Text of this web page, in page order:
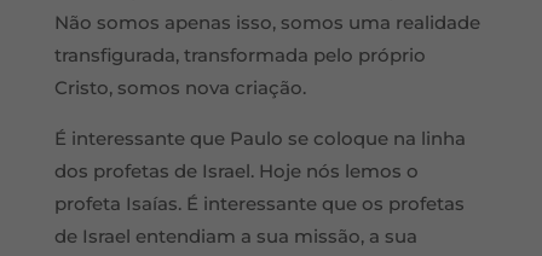
Não somos apenas isso, somos uma realidade
transfigurada, transformada pelo próprio
Cristo, somos nova criação.
É interessante que Paulo se coloque na linha
dos profetas de Israel. Hoje nós lemos o
profeta Isaías. É interessante que os profetas
de Israel entendiam a sua missão, a sua